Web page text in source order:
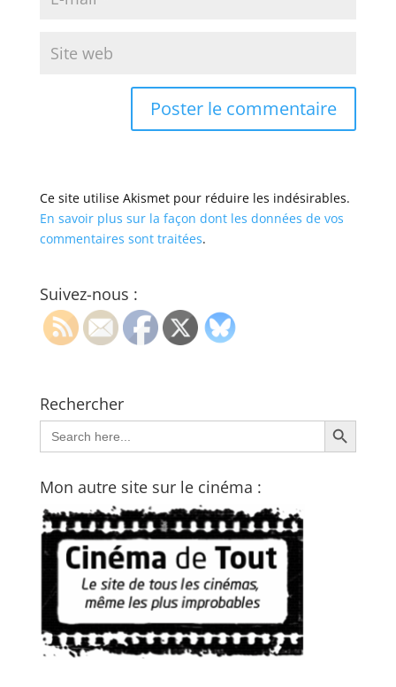
Ce site utilise Akismet pour réduire les indésirables.
En savoir plus sur la façon dont les données de vos
commentaires sont traitées.
Suivez-nous :
Rechercher
Search
for:
Search Button
Mon autre site sur le cinéma :